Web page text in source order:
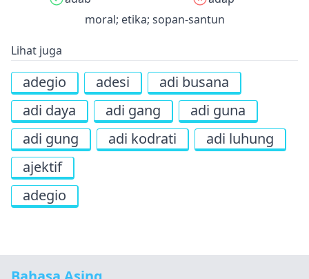
moral; etika; sopan-santun
Lihat juga
adegio adesi
adi busana
adi daya
adi gang
adi guna
adi gung
adi kodrati
adi luhung
ajektif
adegio